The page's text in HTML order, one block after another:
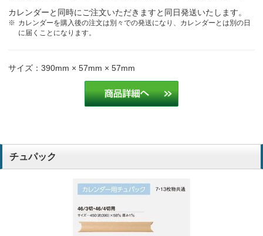
カレンダーと同時にご注文いただきますと同日発送いたします。
カレンダーを購入後の注文は別々での発送になり、カレンダーとは別の日
に届くことになります。
サイズ：390mm × 57mm × 57mm
チュパック